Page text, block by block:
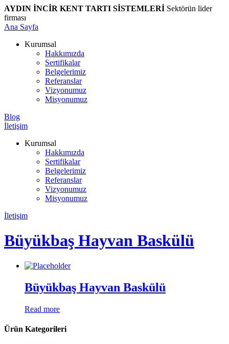
AYDIN İNCİR KENT TARTI SİSTEMLERİ Sektörün lider
firması
Ana Sayfa
Kurumsal
Hakkımızda
Sertifikalar
Belgelerimiz
Referanslar
Vizyonumuz
Misyonumuz
Blog
İletişim
Kurumsal
Hakkımızda
Sertifikalar
Belgelerimiz
Referanslar
Vizyonumuz
Misyonumuz
İletişim
Büyükbaş Hayvan Baskülü
Büyükbaş Hayvan Baskülü
Read more
Ürün Kategorileri